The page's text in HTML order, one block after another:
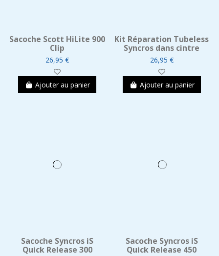
Sacoche Scott HiLite 900
Clip
26,95 €
Ajouter au panier
Kit Réparation Tubeless
Syncros dans cintre
26,95 €
Ajouter au panier
Sacoche Syncros iS
Quick Release 300
Sacoche Syncros iS
Quick Release 450